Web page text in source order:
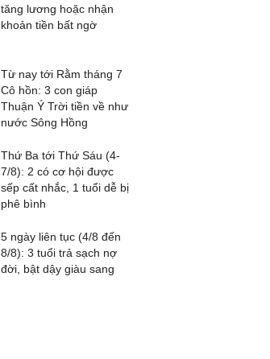
tăng lương hoặc nhận
khoản tiền bất ngờ
Từ nay tới Rằm tháng 7
Cô hồn: 3 con giáp
Thuận Ý Trời tiền về như
nước Sông Hồng
Thứ Ba tới Thứ Sáu (4-
7/8): 2 có cơ hội được
sếp cất nhắc, 1 tuổi dễ bị
phê bình
5 ngày liên tục (4/8 đến
8/8): 3 tuổi trả sạch nợ
đời, bật dậy giàu sang